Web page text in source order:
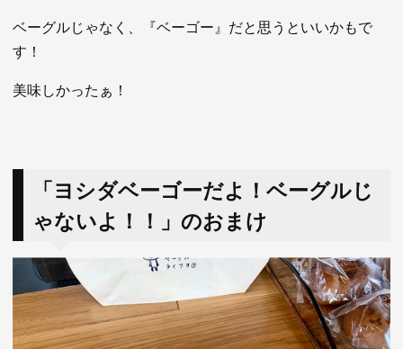
ベーグルじゃなく、『ベーゴー』だと思うといいかもで
す！
美味しかったぁ！
「ヨシダベーゴーだよ！ベーグルじ
ゃないよ！！」のおまけ